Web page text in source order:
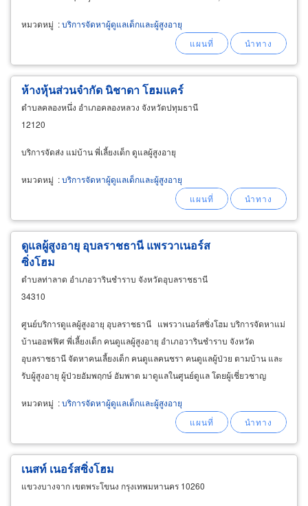
หมวดหมู่ :บริการจัดหาผู้ดูแลเด็กและผู้สูงอายุ
ห้างหุ้นส่วนจำกัด นิชาดา โฮมแคร์
ตำบลคลองหนึ่ง อำเภอคลองหลวง จังหวัดปทุมธานี
12120
บริการจัดส่ง แม่บ้าน พี่เลี้ยงเด็ก ดูแลผู้สูงอายุ
หมวดหมู่ :บริการจัดหาผู้ดูแลเด็กและผู้สูงอายุ
ดูแลผู้สูงอายุ อุบลราชธานี แพรวาเนอร์ส
ซิ่งโฮม
ตำบลท่าลาด อำเภอวารินชำราบ จังหวัดอุบลราชธานี
34310
ศูนย์บริการดูแลผู้สูงอายุ อุบลราชธานี แพรวาเนอร์สซิ่งโฮม บริการจัดหาแม่
บ้านออฟฟิศ พี่เลี้ยงเด็ก คนดูแลผู้สูงอายุ อำเภอวารินชำราบ จังหวัด
อุบลราชธานี จัดหาคนเลี้ยงเด็ก คนดูแลคนชรา คนดูแลผู้ป่วย ตามบ้าน และ
รับผู้สูงอายุ ผู้ป่วยอัมพฤกษ์ อัมพาต มาดูแลในศูนย์ดูแล โดยผู้เชี่ยวชาญ
หมวดหมู่ :บริการจัดหาผู้ดูแลเด็กและผู้สูงอายุ
เนสท์ เนอร์สซิ่งโฮม
แขวงบางจาก เขตพระโขนง กรุงเทพมหานคร 10260